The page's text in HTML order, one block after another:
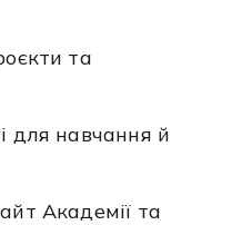
та
для навчання й
Академії та